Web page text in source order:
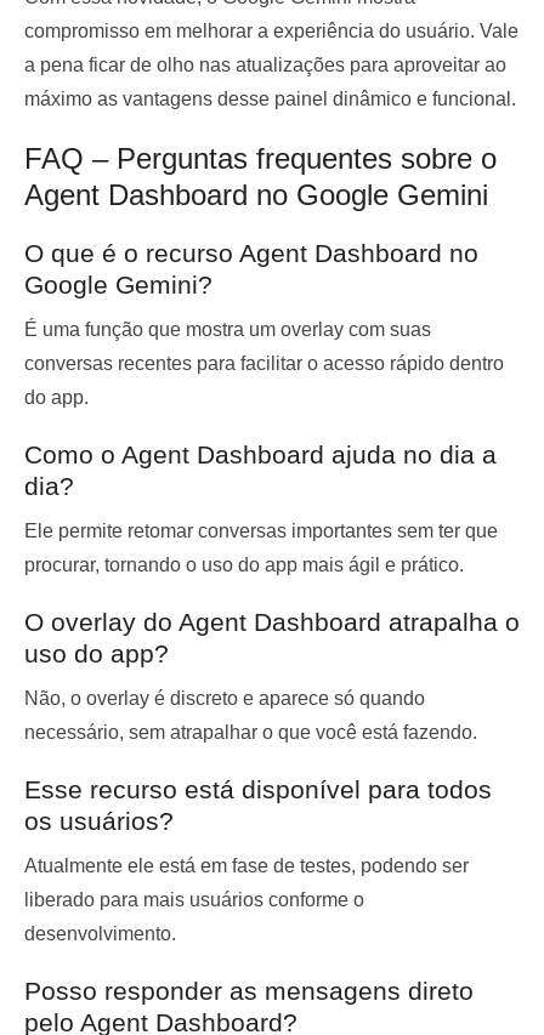
compromisso em melhorar a experiência do usuário. Vale
a pena ficar de olho nas atualizações para aproveitar ao
máximo as vantagens desse painel dinâmico e funcional.
FAQ – Perguntas frequentes sobre o
Agent Dashboard no Google Gemini
O que é o recurso Agent Dashboard no
Google Gemini?
É uma função que mostra um overlay com suas
conversas recentes para facilitar o acesso rápido dentro
do app.
Como o Agent Dashboard ajuda no dia a
dia?
Ele permite retomar conversas importantes sem ter que
procurar, tornando o uso do app mais ágil e prático.
O overlay do Agent Dashboard atrapalha o
uso do app?
Não, o overlay é discreto e aparece só quando
necessário, sem atrapalhar o que você está fazendo.
Esse recurso está disponível para todos
os usuários?
Atualmente ele está em fase de testes, podendo ser
liberado para mais usuários conforme o
desenvolvimento.
Posso responder as mensagens direto
pelo Agent Dashboard?